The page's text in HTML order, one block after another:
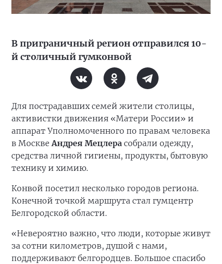
В приграничный регион отправился 10-
й столичный гумконвой
Для пострадавших семей жители столицы,
активистки движения «Матери России» и
аппарат Уполномоченного по правам человека
в МосквеАндрея Мецлера собрали одежду,
средства личной гигиены, продукты, бытовую
технику и химию.
Конвой посетил несколько городов региона.
Конечной точкой маршрута стал гумцентр
Белгородской области.
«Невероятно важно, что люди, которые живут
за сотни километров, душой с нами,
поддерживают белгородцев. Большое спасибо